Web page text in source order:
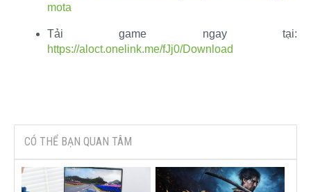
mota
Tải game ngay tại:
https://aloct.onelink.me/fJj0/Download
CÓ THỂ BẠN QUAN TÂM